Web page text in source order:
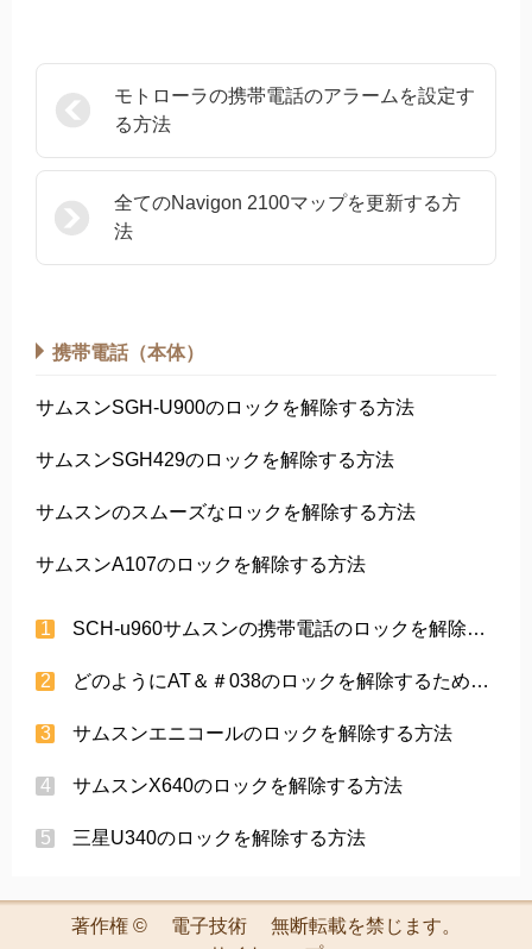
モトローラの携帯電話のアラームを設定す
る方法
全てのNavigon 2100マップを更新する方
法
携帯電話（本体）
サムスンSGH-U900のロックを解除する方法
サムスンSGH429のロックを解除する方法
サムスンのスムーズなロックを解除する方法
サムスンA107のロックを解除する方法
SCH-u960サムスンの携帯電話のロックを解除する方法
どのようにAT＆＃038のロックを解除するために、TサムスンA737は、
サムスンエニコールのロックを解除する方法
サムスンX640のロックを解除する方法
三星U340のロックを解除する方法
著作権 © 電子技術
無断転載を禁じます。